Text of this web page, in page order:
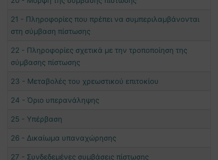
21 - Πληροφορίες που πρέπει να συμπεριλαμβάνονται
στη σύμβαση πίστωσης
22 - Πληροφορίες σχετικά με την τροποποίηση της
σύμβασης πίστωσης
23 - Μεταβολές του χρεωστικού επιτοκίου
24 - Όριο υπερανάληψης
25 - Υπέρβαση
26 - Δικαίωμα υπαναχώρησης
27 - Συνδεδεμένες συμβάσεις πίστωσης